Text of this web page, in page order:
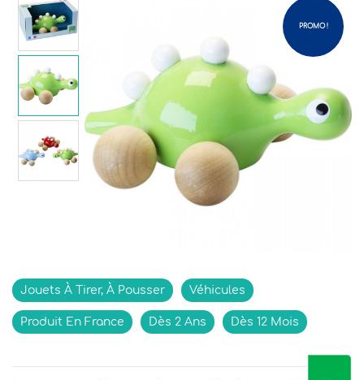
PROMO !
Jouets À Tirer, À Pousser Véhicules
Produit En France Dès 2 Ans Dès 12 Mois